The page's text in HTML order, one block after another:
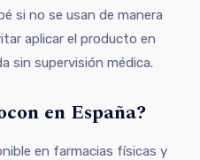
si no se usan de manera
aplicar el producto en
sin supervisión médica.
en España?
en farmacias físicas y